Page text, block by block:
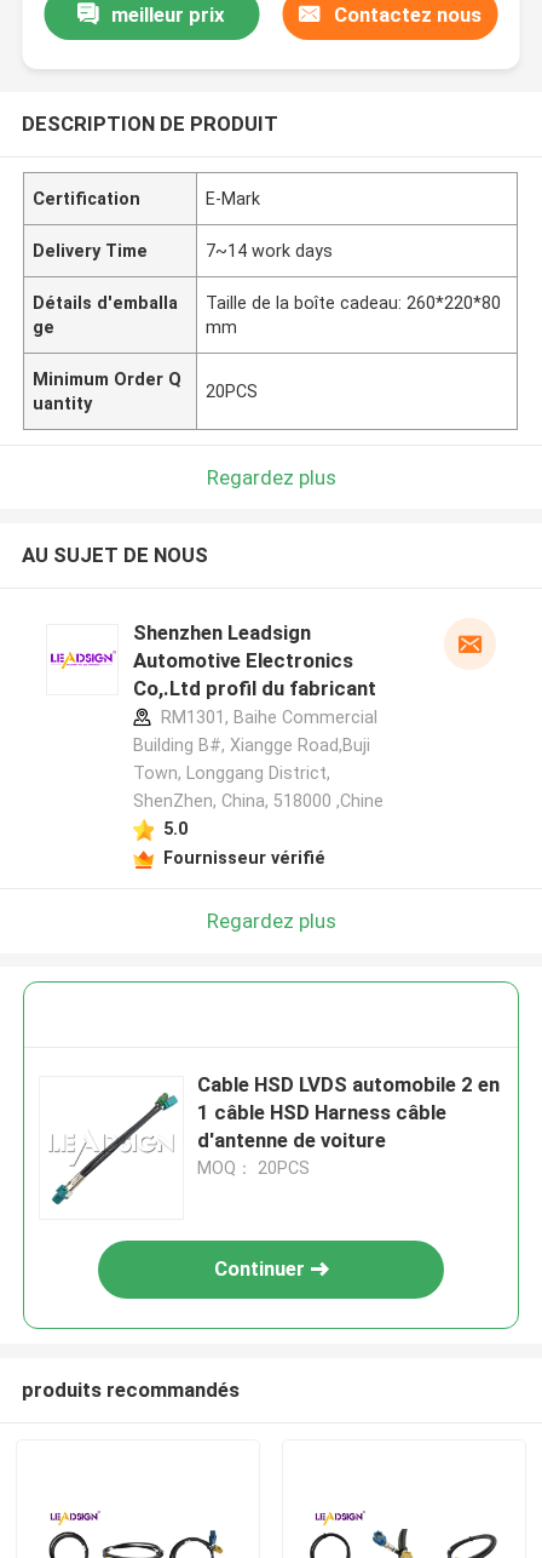
meilleur prix Contactez nous
DESCRIPTION DE PRODUIT
Certification E-Mark
Delivery Time 7~14 work days
Détails d'emballa
ge
Taille de la boîte cadeau: 260*220*80
mm
Minimum Order Q
uantity
20PCS
Regardez plus
AU SUJET DE NOUS
Shenzhen Leadsign
Automotive Electronics
Co,.Ltd profil du fabricant
RM1301, Baihe Commercial
Building B#, Xiangge Road,Buji
Town, Longgang District,
ShenZhen, China, 518000 ,Chine
5.0
Fournisseur vérifié
Regardez plus
Cable HSD LVDS automobile 2 en
1 câble HSD Harness câble
d'antenne de voiture
MOQ： 20PCS
Continuer
produits recommandés